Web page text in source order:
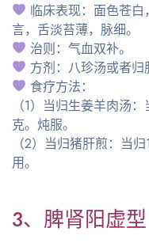
临床表现：面色苍
言，舌淡苔薄，脉细。
治则：气血双补。
方剂：八珍汤或者归
食疗方法：
（1）当归生姜羊肉汤
克。炖服。
（2）当归猪肝煎：当
用。
3、脾肾阳虚型